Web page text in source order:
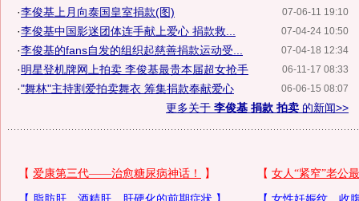
07-06-11 19:10
·李俊基上月向泰国皇室捐款(图)
07-04-24 10:50
·李俊基中国影迷团体连手献上爱心 捐款救...
07-04-18 12:34
·李俊基的fans自发的组织起慈善捐款运动受...
06-11-17 08:33
·明星登机牌网上拍卖 李俊基最贵本届超女抢手
06-06-15 08:07
·"舞林"主持割爱拍卖舞衣 筹集捐款奉献爱心
更多关于 李俊基 捐款 拍卖 的新闻>>